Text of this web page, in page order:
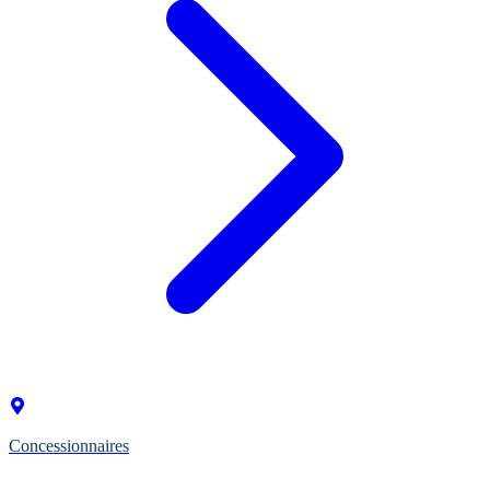
Concessionnaires